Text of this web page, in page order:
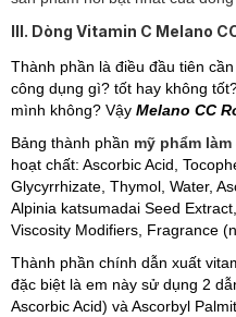
III. Dòng Vitamin C Melano
Thành phần là điều đầu tiên
công dụng gì? tốt hay không
mình không? Vậy Melano CC
Bảng thành phần mỹ phẩm làm
hoạt chất: Ascorbic Acid,
Glycyrrhizate, Thymol, Water,
Alpinia katsumadai Seed
Viscosity Modifiers, Fragrance
Thành phần chính dẫn xuất
đặc biệt là em này sử dụng 2
Ascorbic Acid) và Ascorbyl